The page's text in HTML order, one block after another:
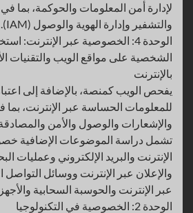
لإدارة أمن المعلومات والحوكمة، بما
والتشفير وإدارة الهوية والوصول (IAM).
الوحدة 4: الخصوصية عبر الإنترنت:
الشخصية على مواقع الويب والتقنيات
بالإنترنت
يفحص الويب كمنصة، بالإضافة إلى
للمعلومات الحساسة عبر الإنترنت،
والإشعارات والوصول والأمن
تشمل دراسة الموضوعات الإضافية
الإنترنت والبريد الإلكتروني وعمليات
والإعلان عبر الإنترنت ووسائل
عبر الإنترنت والحوسبة السحابية
الوحدة 2: الخصوصية في التكنولوجيا